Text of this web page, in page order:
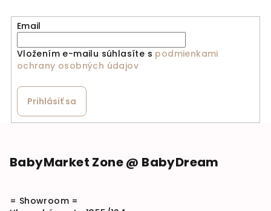
Email
Vložením e-mailu súhlasíte s podmienkami
ochrany osobných údajov
Prihlásiť sa
BabyMarket Zone @ BabyDream
= Showroom =